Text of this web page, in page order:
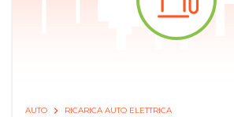
AUTO RICARICA AUTO ELETTRICA